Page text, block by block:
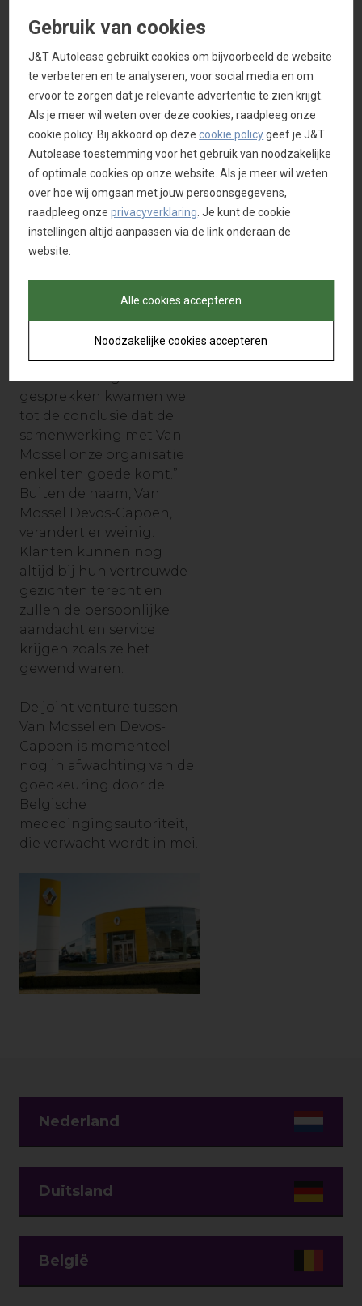
als dealerbedrijf kunnen
Vlaanderen bedienen”
zegt Eric Berkhof,
Algemeen Directeur Van
Mossel Automotive Groep.
“Met onze
leasingmaatschappij
Westlease waren we al
aanwezig in Deerlijk dus
deze toevoeging is een
belangrijke strategische
aanvulling en uitbreiding
van ons gebied.”
“De constant evoluerende
markt vergt veel van een
organisatie” zegt Johan
Devos. “Na uitgebreide
gesprekken kwamen we
tot de conclusie dat de
samenwerking met Van
Mossel onze organisatie
enkel ten goede komt.”
Buiten de naam, Van
Mossel Devos-Capoen,
verandert er weinig.
Klanten kunnen nog
altijd bij hun vertrouwde
gezichten terecht en
zullen de persoonlijke
aandacht en service
krijgen zoals ze het
gewend waren.
De joint venture tussen
Van Mossel en Devos-
Capoen is momenteel
nog in afwachting van de
goedkeuring door de
Belgische
mededingingsautoriteit,
die verwacht wordt in mei.
Nederland
Duitsland
België
Gebruik van cookies
J&T Autolease gebruikt cookies om bijvoorbeeld de website
te verbeteren en te analyseren, voor social media en om
ervoor te zorgen dat je relevante advertentie te zien krijgt.
Als je meer wil weten over deze cookies, raadpleeg onze
cookie policy. Bij akkoord op dezecookie policygeef je J&T
Autolease toestemming voor het gebruik van noodzakelijke
of optimale cookies op onze website. Als je meer wil weten
over hoe wij omgaan met jouw persoonsgegevens,
raadpleeg onzeprivacyverklaring . Je kunt de cookie
instellingen altijd aanpassen via de link onderaan de
website.
Alle cookies accepteren
Noodzakelijke cookies accepteren